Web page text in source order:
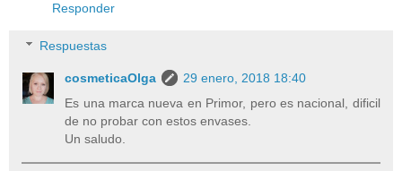
Responder
Respuestas
cosmeticaOlga
29 enero, 2018 18:40
Es una marca nueva en Primor, pero es nacional, dificil
de no probar con estos envases.
Un saludo.